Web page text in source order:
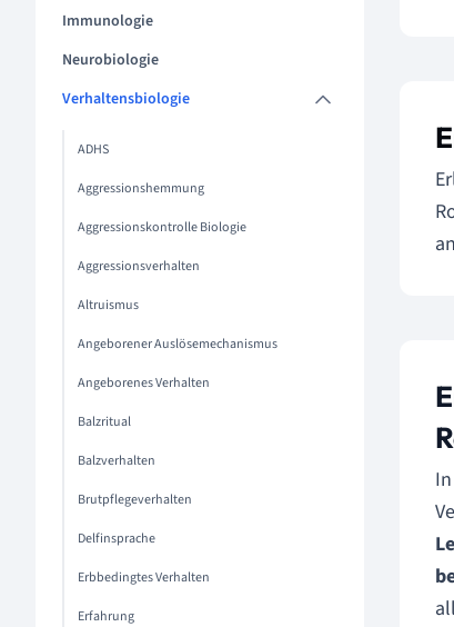
Immunologie
Neurobiologie
Verhaltensbiologie
ADHS
Aggressionshemmung
Aggressionskontrolle Biologie
Aggressionsverhalten
Altruismus
Angeborener Auslösemechanismus
Angeborenes Verhalten
Balzritual
Balzverhalten
Brutpflegeverhalten
Delfinsprache
Erbbedingtes Verhalten
Erfahrung